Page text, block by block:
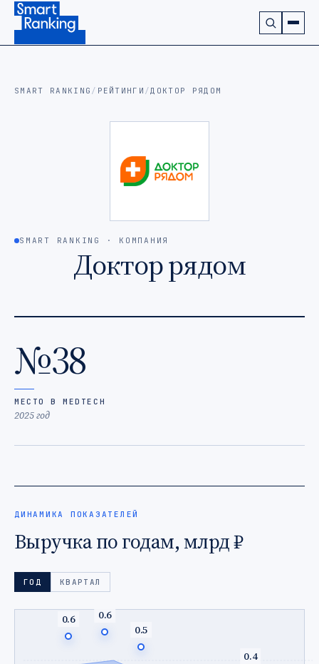
Подписаться на наш канал в Telegram (откроется в
SMART RANKING / РЕЙТИНГИ /ДОКТОР РЯДОМ
SMART RANKING · КОМПАНИЯ
Доктор рядом
№38
МЕСТО В MEDTECH
2025 год
ДИНАМИКА ПОКАЗАТЕЛЕЙ
Выручка по годам, млрд ₽
ГОД КВАРТАЛ
0.6
0.6
0.5
0.4